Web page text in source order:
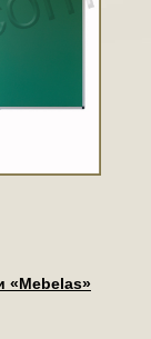
«Mebelas»